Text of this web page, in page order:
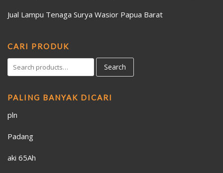
Jual Lampu Tenaga Surya Wasior Papua Barat
CARI PRODUK
Search
for:
Search
PALING BANYAK DICARI
pln
Padang
aki 65Ah